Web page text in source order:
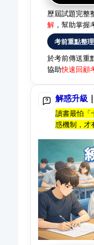
歷屆試題完整
解，幫助掌握
考前重點整
於考前傳送重
協助快速回顧
解惑升級
讀書最怕
惑機制，才